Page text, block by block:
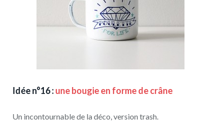
Idée n°16 :une bougie en forme de crâne
Un incontournable de la déco, version trash.